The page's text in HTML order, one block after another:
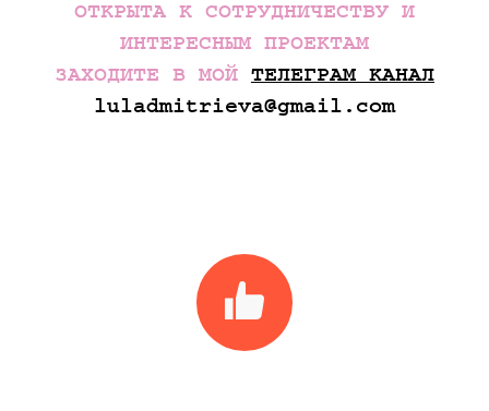
ОТКРЫТА К СОТРУДНИЧЕСТВУ И
ИНТЕРЕСНЫМ ПРОЕКТАМ
ЗАХОДИТЕ В МОЙ ТЕЛЕГРАМ КАНАЛ
luladmitrieva@gmail.com